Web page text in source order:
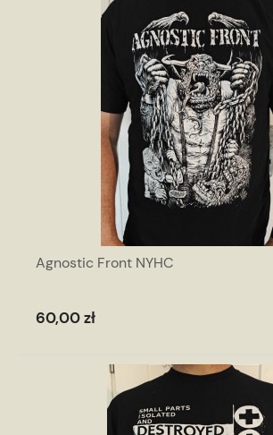
Agnostic Front NYHC
60,00 zł